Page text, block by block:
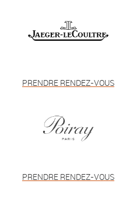
PRENDRE RENDEZ-VOUS
PRENDRE RENDEZ-VOUS